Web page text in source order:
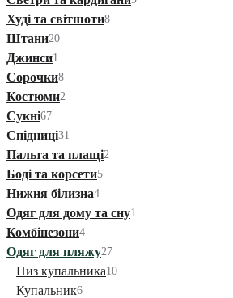
Худі та світшоти8
Штани20
Джинси1
Сорочки8
Костюми2
Сукні67
Спідниці31
Пальта та плащі2
Боді та корсети5
Нижня білизна4
Одяг для дому та сну1
Комбінезони4
Одяг для пляжу27
Низ купальника10
Купальник6